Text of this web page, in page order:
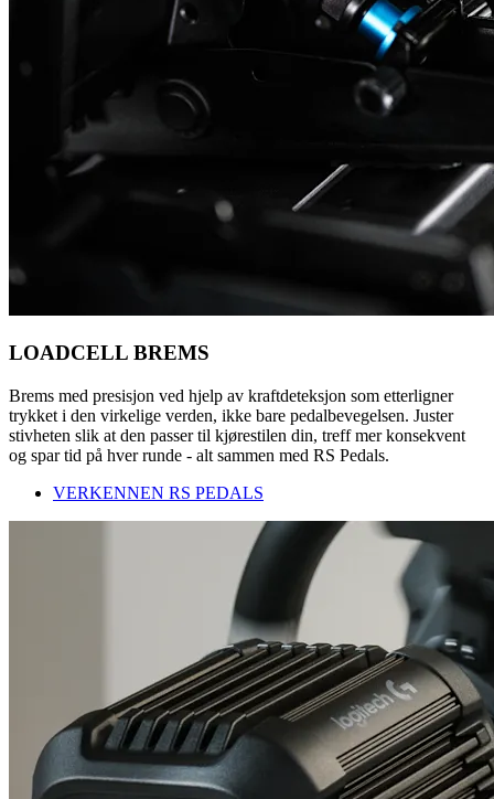
LOADCELL BREMS
Brems med presisjon ved hjelp av kraftdeteksjon som etterligner
trykket i den virkelige verden, ikke bare pedalbevegelsen. Juster
stivheten slik at den passer til kjørestilen din, treff mer konsekvent
og spar tid på hver runde - alt sammen med RS Pedals.
VERKENNEN RS PEDALS